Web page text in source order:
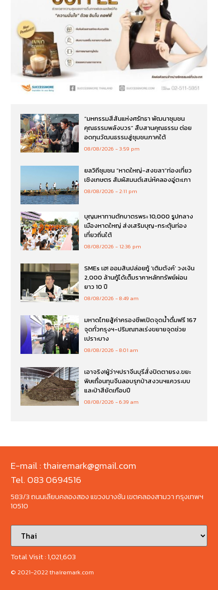
“มหกรรมสีสันแห่งศรัทธา พัฒนาชุมชน
คุณธรรมพลังบวร” สืบสานคุณธรรม ต่อย
อดทุนวัฒนธรรมสู่ชุมชนภาคใต้
08/08/2026 3:59 pm
ยลวิถีชุมชน “หาดใหญ่-สงขลา”ท่องเที่ยว
เชิงเกษตร สัมผัสมนต์เสน่ห์คลองอู่ตะเภา
08/08/2026 2:11 pm
บุญมหาทานตักบาตรพระ 10,000 รูปกลาง
เมืองหาดใหญ่ ส่งเสริมบุญ-กระตุ้นท่อง
เที่ยวถิ่นใต้
08/08/2026 12:36 pm
SMEs เฮ! ออมสินปล่อยกู้ ‘เติมตังค์’ วงเงิน
2,000 ล้านกู้ได้เต็มราคาหลักทรัพย์ผ่อน
ยาว 10 ปี
08/08/2026 8:49 am
มหาดไทยสู้ค่าครองชีพเปิดจุดน้ำดื่มฟรี 167
จุดทั่วกรุงฯ-ปริมณฑลเร่งขยายจุดช่วย
เปราะบาง
08/08/2026 8:01 am
เอาจริง!ผู้ว่าฯปราจีนบุรีสั่งปิดตายรง.ขยะ
พิษเถื่อนทุนจีนลอบรุกป่าสงวนฯแควระบบ
และป่าสียัดเกือบปี
08/08/2026 6:39 am
E-mail : thairemark@gmail.com
Tel. 083 0694516
583/3 ถนนเลียบคลองสอง แขวงบางชัน เขตคลองสามวา กรุงเทพฯ
10510
Total Visit :1,021,603
© 2021-2022 thairemark.com